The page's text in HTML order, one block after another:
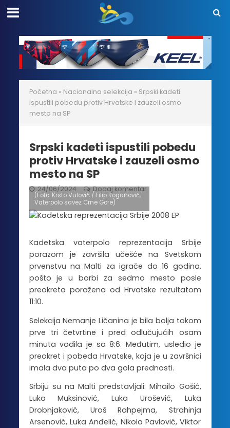
Početna » Nacionalna selekcija » Srpski kadeti
ispustili pobedu protiv Hrvatske i zauzeli osmo
mesto na SP
Srpski kadeti ispustili pobedu
protiv Hrvatske i zauzeli osmo
mesto na SP
24/06/2024 Dodaj komentar
(Foto: Krsto Vulović / Filip Roganović,
Vaterpolo savez Crne Gore)
Kadetska vaterpolo reprezentacija Srbije
porazom je završila učešće na Svetskom
prvenstvu na Malti za igrače do 16 godina,
pošto je u borbi za sedmo mesto posle
preokreta poražena od Hrvatske rezultatom
11:10.
Selekcija Nemanje Ličanina je bila bolja tokom
prve tri četvrtine i pred odlučujućih osam
minuta vodila je sa 8:6. Međutim, usledio je
preokret i pobeda Hrvatske, koja je u završnici
imala dva puta po dva gola prednosti.
Srbiju su na Malti predstavljali: Mihailo Gošić,
Luka Muksinović, Luka Urošević, Luka
Drobnjaković, Uroš Rahpejma, Strahinja
Arsenović, Luka Anđelić, Nikola Pavlović, Viktor